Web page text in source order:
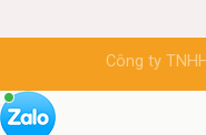
Công ty